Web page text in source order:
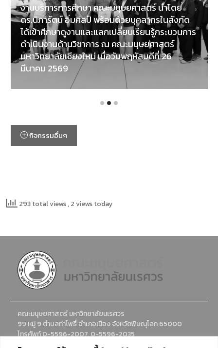
งานบริการการศึกษา คณะมนุษยศาสตร์ นำโดย
ดร.นิภารัตน์ อิ่มศิลป์ พร้อมด้วยบุคลากรในสังกัด
ได้เข้าศึกษาดูงานและแลกเปลี่ยนเรียนรู้กระบวนการ
ดำเนินงานด้านวิชาการ ณ คณะมนุษยศาสตร์
มหาวิทยาลัยเชียงใหม่ เมื่อวันพฤหัสบดีที่ 26
มีนาคม 2569
กิจกรรมอื่นๆ
293 total views, 2 views today
คณะมนุษยศาสตร์ มหาวิทยาลัยนเรศวร
99 หมู่ 9 ตำบลท่าโพธิ์ อำเภอเมือง จังหวัดพิษณุโลก 65000
โทรศัพท์ 0-5596-2007, 0-5596-2035
อีเมล : humanadmission@nu.ac.th